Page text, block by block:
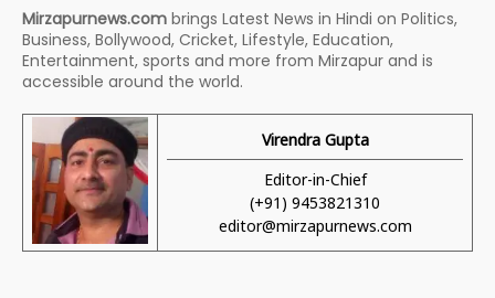
Mirzapurnews.com brings Latest News in Hindi on Politics,
Business, Bollywood, Cricket, Lifestyle, Education,
Entertainment, sports and more from Mirzapur and is
accessible around the world.
Virendra Gupta
Editor-in-Chief
(+91) 9453821310
editor@mirzapurnews.com